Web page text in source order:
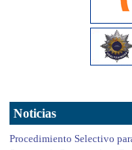
Noticias
Procedimiento Selectivo